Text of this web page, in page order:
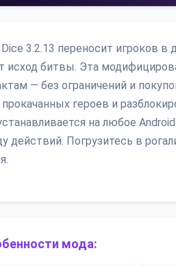
3.2.13 переносит игроков
исход битвы. Эта
— без ограничений и
героев и
на любое
действий. Погрузитесь в
мода: